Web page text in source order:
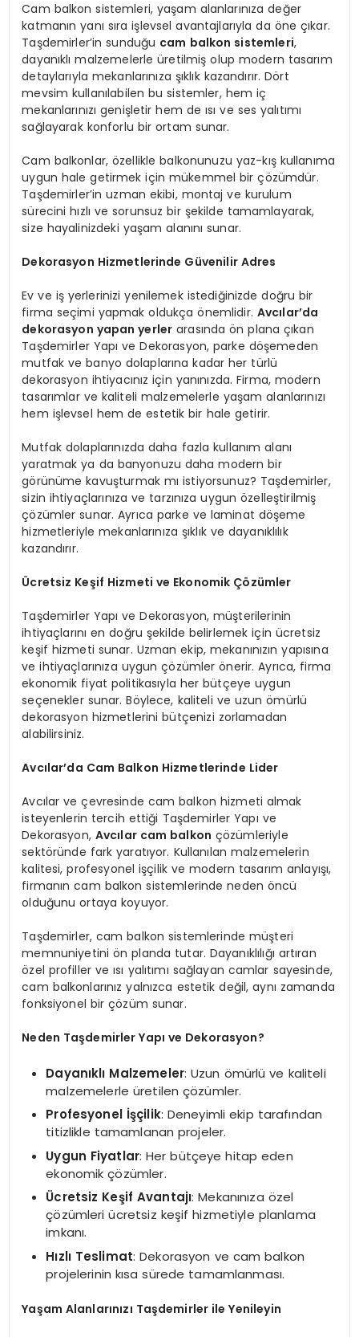
Cam balkon sistemleri, yaşam alanlarınıza değer
katmanın yanı sıra işlevsel avantajlarıyla da öne çıkar.
Taşdemirler’in sunduğu cam balkon sistemleri,
dayanıklı malzemelerle üretilmiş olup modern tasarım
detaylarıyla mekanlarınıza şıklık kazandırır. Dört
mevsim kullanılabilen bu sistemler, hem iç
mekanlarınızı genişletir hem de ısı ve ses yalıtımı
sağlayarak konforlu bir ortam sunar.
Cam balkonlar, özellikle balkonunuzu yaz-kış kullanıma
uygun hale getirmek için mükemmel bir çözümdür.
Taşdemirler’in uzman ekibi, montaj ve kurulum
sürecini hızlı ve sorunsuz bir şekilde tamamlayarak,
size hayalinizdeki yaşam alanını sunar.
Dekorasyon Hizmetlerinde Güvenilir Adres
Ev ve iş yerlerinizi yenilemek istediğinizde doğru bir
firma seçimi yapmak oldukça önemlidir. Avcılar’da
dekorasyon yapan yerler arasında ön plana çıkan
Taşdemirler Yapı ve Dekorasyon, parke döşemeden
mutfak ve banyo dolaplarına kadar her türlü
dekorasyon ihtiyacınız için yanınızda. Firma, modern
tasarımlar ve kaliteli malzemelerle yaşam alanlarınızı
hem işlevsel hem de estetik bir hale getirir.
Mutfak dolaplarınızda daha fazla kullanım alanı
yaratmak ya da banyonuzu daha modern bir
görünüme kavuşturmak mı istiyorsunuz? Taşdemirler,
sizin ihtiyaçlarınıza ve tarzınıza uygun özelleştirilmiş
çözümler sunar. Ayrıca parke ve laminat döşeme
hizmetleriyle mekanlarınıza şıklık ve dayanıklılık
kazandırır.
Ücretsiz Keşif Hizmeti ve Ekonomik Çözümler
Taşdemirler Yapı ve Dekorasyon, müşterilerinin
ihtiyaçlarını en doğru şekilde belirlemek için ücretsiz
keşif hizmeti sunar. Uzman ekip, mekanınızın yapısına
ve ihtiyaçlarınıza uygun çözümler önerir. Ayrıca, firma
ekonomik fiyat politikasıyla her bütçeye uygun
seçenekler sunar. Böylece, kaliteli ve uzun ömürlü
dekorasyon hizmetlerini bütçenizi zorlamadan
alabilirsiniz.
Avcılar’da Cam Balkon Hizmetlerinde Lider
Avcılar ve çevresinde cam balkon hizmeti almak
isteyenlerin tercih ettiği Taşdemirler Yapı ve
Dekorasyon, Avcılar cam balkon çözümleriyle
sektöründe fark yaratıyor. Kullanılan malzemelerin
kalitesi, profesyonel işçilik ve modern tasarım anlayışı,
firmanın cam balkon sistemlerinde neden öncü
olduğunu ortaya koyuyor.
Taşdemirler, cam balkon sistemlerinde müşteri
memnuniyetini ön planda tutar. Dayanıklılığı artıran
özel profiller ve ısı yalıtımı sağlayan camlar sayesinde,
cam balkonlarınız yalnızca estetik değil, aynı zamanda
fonksiyonel bir çözüm sunar.
Neden Taşdemirler Yapı ve Dekorasyon?
Dayanıklı Malzemeler: Uzun ömürlü ve kaliteli
malzemelerle üretilen çözümler.
Profesyonel İşçilik: Deneyimli ekip tarafından
titizlikle tamamlanan projeler.
Uygun Fiyatlar: Her bütçeye hitap eden
ekonomik çözümler.
Ücretsiz Keşif Avantajı: Mekanınıza özel
çözümleri ücretsiz keşif hizmetiyle planlama
imkanı.
Hızlı Teslimat: Dekorasyon ve cam balkon
projelerinin kısa sürede tamamlanması.
Yaşam Alanlarınızı Taşdemirler ile Yenileyin